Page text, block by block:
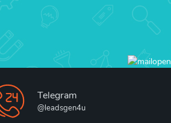
Telegram
@leadsgen4u